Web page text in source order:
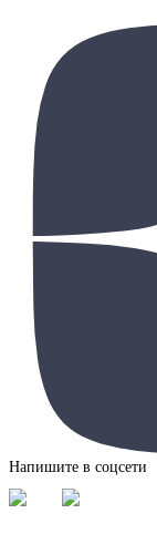
Напишите в соцсети